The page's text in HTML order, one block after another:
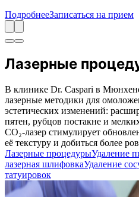
ПодробнееЗаписаться на прием
Лазерные
В клинике Dr. Caspari в
лазерные методики для
эстетических изменений:
пятен, рубцов постакне и
CO₂-лазер стимулирует
её текстуру и добиться более
Лазерные процедурыУдаление
лазерная шлифовкаУдаление
татуировок